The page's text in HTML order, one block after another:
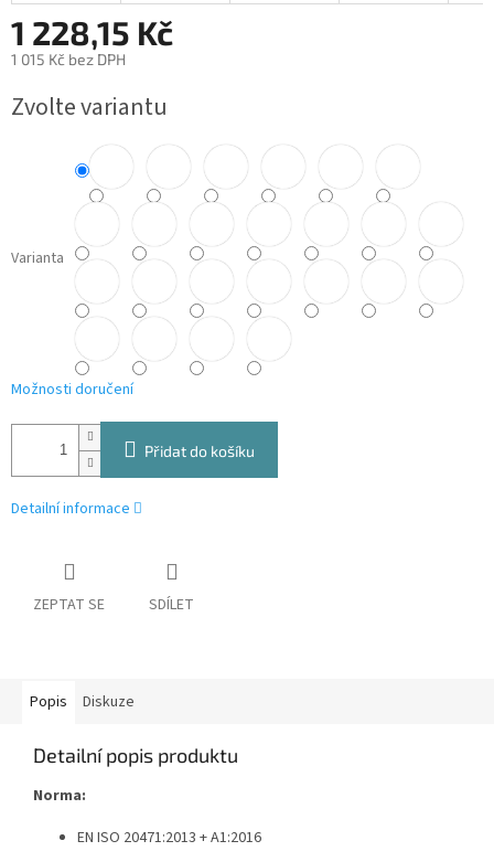
1 228,15 Kč
1 015 Kč bez DPH
cena:
Zvolte variantu
Varianta
Možnosti doručení
Přidat do košíku
Detailní informace
ZEPTAT SE SDÍLET
Popis Diskuze
Detailní popis produktu
Norma:
EN ISO 20471:2013 + A1:2016